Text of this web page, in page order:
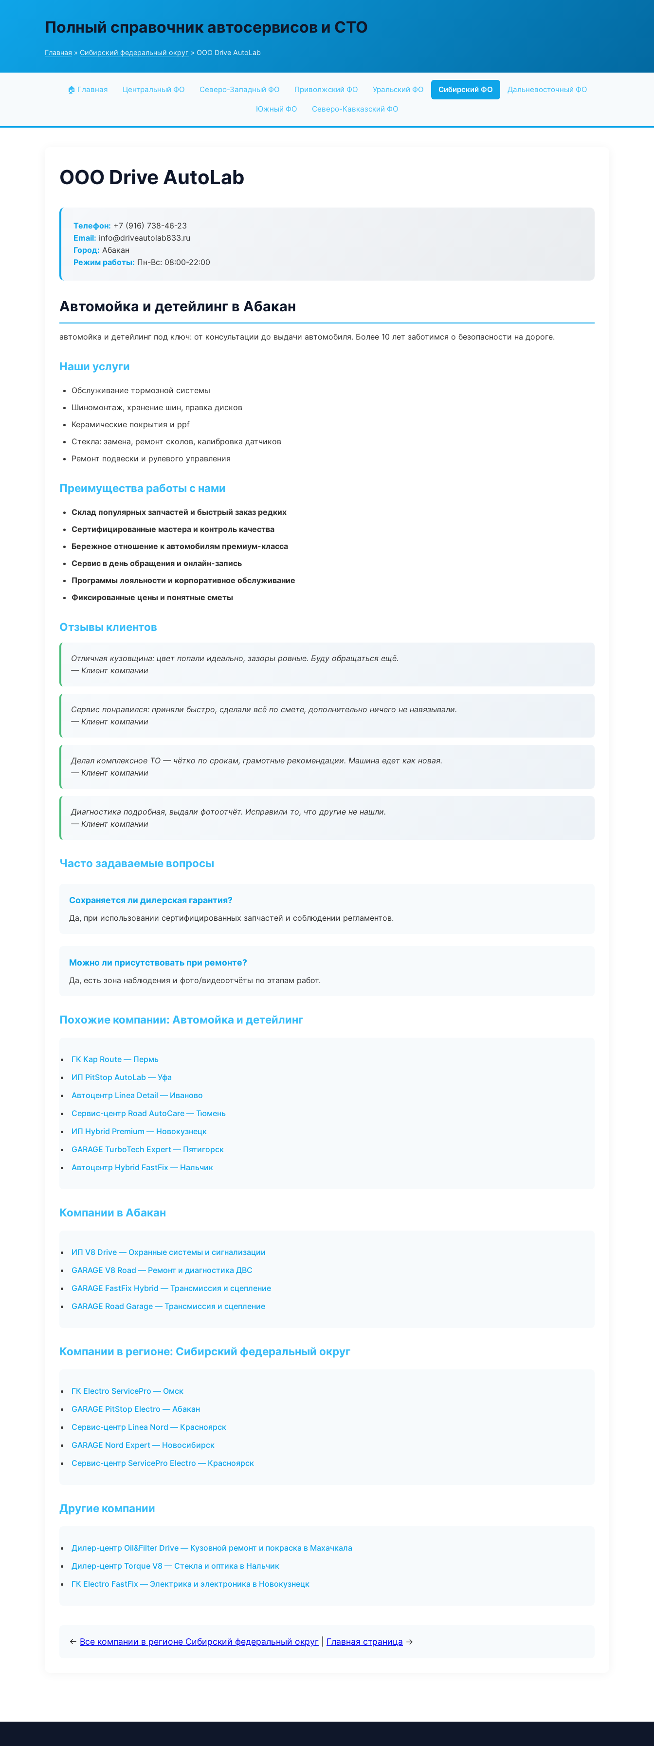
Полный справочник автосервисов и СТО
Главная » Сибирский федеральный округ » ООО Drive AutoLab
🏠 Главная Центральный ФО Северо-Западный ФО Приволжский ФО Уральский ФО Сибирский ФО Дальневосточный ФО
Южный ФО Северо-Кавказский ФО
ООО Drive AutoLab
Телефон: +7 (916) 738-46-23
Email: info@driveautolab833.ru
Город: Абакан
Режим работы: Пн-Вс: 08:00-22:00
Автомойка и детейлинг в Абакан
автомойка и детейлинг под ключ: от консультации до выдачи автомобиля. Более 10 лет заботимся о безопасности на дороге.
Наши услуги
Обслуживание тормозной системы
Шиномонтаж, хранение шин, правка дисков
Керамические покрытия и ppf
Стекла: замена, ремонт сколов, калибровка датчиков
Ремонт подвески и рулевого управления
Преимущества работы с нами
Склад популярных запчастей и быстрый заказ редких
Сертифицированные мастера и контроль качества
Бережное отношение к автомобилям премиум-класса
Сервис в день обращения и онлайн-запись
Программы лояльности и корпоративное обслуживание
Фиксированные цены и понятные сметы
Отзывы клиентов
Отличная кузовщина: цвет попали идеально, зазоры ровные. Буду обращаться ещё.
— Клиент компании
Сервис понравился: приняли быстро, сделали всё по смете, дополнительно ничего не навязывали.
— Клиент компании
Делал комплексное ТО — чётко по срокам, грамотные рекомендации. Машина едет как новая.
— Клиент компании
Диагностика подробная, выдали фотоотчёт. Исправили то, что другие не нашли.
— Клиент компании
Часто задаваемые вопросы
Сохраняется ли дилерская гарантия?
Да, при использовании сертифицированных запчастей и соблюдении регламентов.
Можно ли присутствовать при ремонте?
Да, есть зона наблюдения и фото/видеоотчёты по этапам работ.
Похожие компании: Автомойка и детейлинг
ГК Кар Route — Пермь
ИП PitStop AutoLab — Уфа
Автоцентр Linea Detail — Иваново
Сервис-центр Road AutoCare — Тюмень
ИП Hybrid Premium — Новокузнецк
GARAGE TurboTech Expert — Пятигорск
Автоцентр Hybrid FastFix — Нальчик
Компании в Абакан
ИП V8 Drive — Охранные системы и сигнализации
GARAGE V8 Road — Ремонт и диагностика ДВС
GARAGE FastFix Hybrid — Трансмиссия и сцепление
GARAGE Road Garage — Трансмиссия и сцепление
Компании в регионе: Сибирский федеральный округ
ГК Electro ServicePro — Омск
GARAGE PitStop Electro — Абакан
Сервис-центр Linea Nord — Красноярск
GARAGE Nord Expert — Новосибирск
Сервис-центр ServicePro Electro — Красноярск
Другие компании
Дилер-центр Oil&Filter Drive — Кузовной ремонт и покраска в Махачкала
Дилер-центр Torque V8 — Стекла и оптика в Нальчик
ГК Electro FastFix — Электрика и электроника в Новокузнецк
← Все компании в регионе Сибирский федеральный округ Главная страница →